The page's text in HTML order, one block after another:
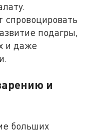
подагры,
и даже
и
больших